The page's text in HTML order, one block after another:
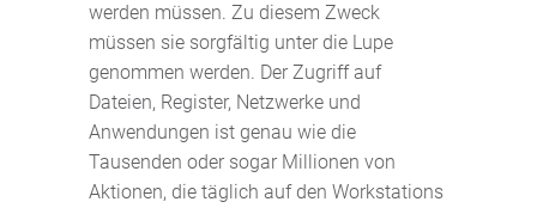
werden müssen. Zu diesem Zweck
müssen sie sorgfältig unter die Lupe
genommen werden. Der Zugriff auf
Dateien, Register, Netzwerke und
Anwendungen ist genau wie die
Tausenden oder sogar Millionen von
Aktionen, die täglich auf den Workstations